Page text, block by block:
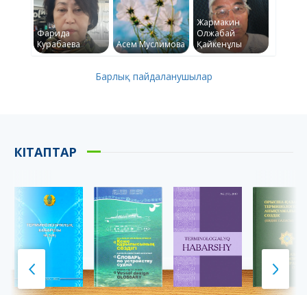
Фарида
Курабаева
Асем Муслимова
Жармакин
Олжабай
Қайкенұлы
Барлық пайдаланушылар
КІТАПТАР